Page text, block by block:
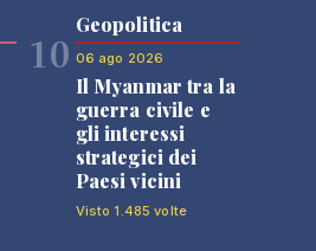
10
Geopolitica
06 ago 2026
Il Myanmar tra la
guerra civile e
gli interessi
strategici dei
Paesi vicini
Visto 1.485 volte